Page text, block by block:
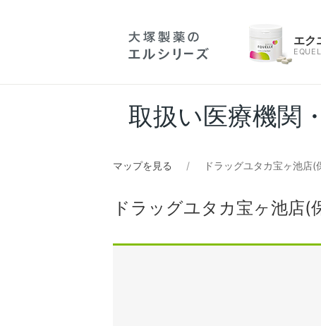
エク
取扱い医療機関
マップを見る ドラッグユタカ宝ヶ池店(
ドラッグユタカ宝ヶ池店(